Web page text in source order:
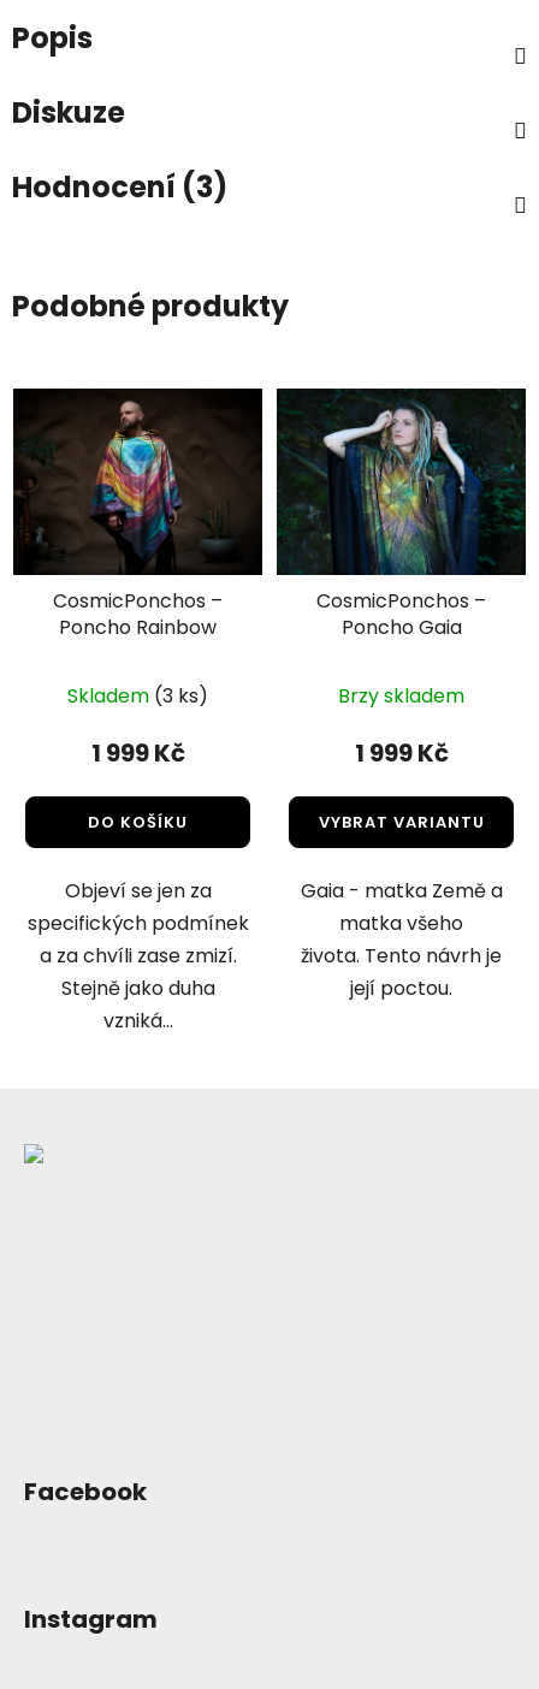
Popis
Diskuze
Hodnocení (3)
Podobné produkty
CosmicPonchos –
Poncho Rainbow
hodnocení
produktu
5,0
hvězdiček.
Skladem (3 ks)
1 999 Kč
DO KOŠÍKU
Objeví se jen za
specifických podmínek
a za chvíli zase zmizí.
Stejně jako duha
vzniká...
CosmicPonchos –
Poncho Gaia
Brzy skladem
1 999 Kč
VYBRAT VARIANTU
Gaia - matka Země a
matka všeho
života. Tento návrh je
její poctou.
Facebook
Instagram